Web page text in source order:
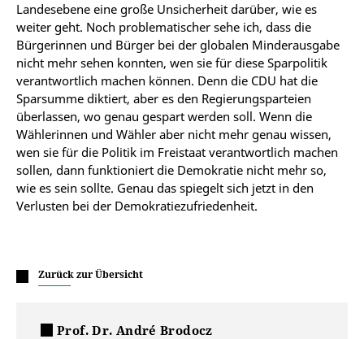
Landesebene eine große Unsicherheit darüber, wie es
weiter geht. Noch problematischer sehe ich, dass die
Bürgerinnen und Bürger bei der globalen Minderausgabe
nicht mehr sehen konnten, wen sie für diese Sparpolitik
verantwortlich machen können. Denn die CDU hat die
Sparsumme diktiert, aber es den Regierungsparteien
überlassen, wo genau gespart werden soll. Wenn die
Wählerinnen und Wähler aber nicht mehr genau wissen,
wen sie für die Politik im Freistaat verantwortlich machen
sollen, dann funktioniert die Demokratie nicht mehr so,
wie es sein sollte. Genau das spiegelt sich jetzt in den
Verlusten bei der Demokratiezufriedenheit.
Zurück zur Übersicht
Prof. Dr. André Brodocz